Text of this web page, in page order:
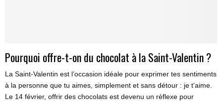
Pourquoi offre-t-on du chocolat à la Saint-Valentin ?
La Saint-Valentin est l’occasion idéale pour exprimer tes sentiments
à la personne que tu aimes, simplement et sans détour : je t’aime.
Le 14 février, offrir des chocolats est devenu un réflexe pour